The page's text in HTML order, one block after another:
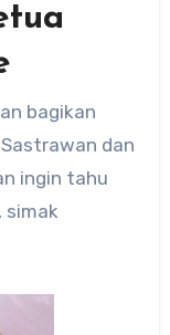
dan
ingin tahu
simak